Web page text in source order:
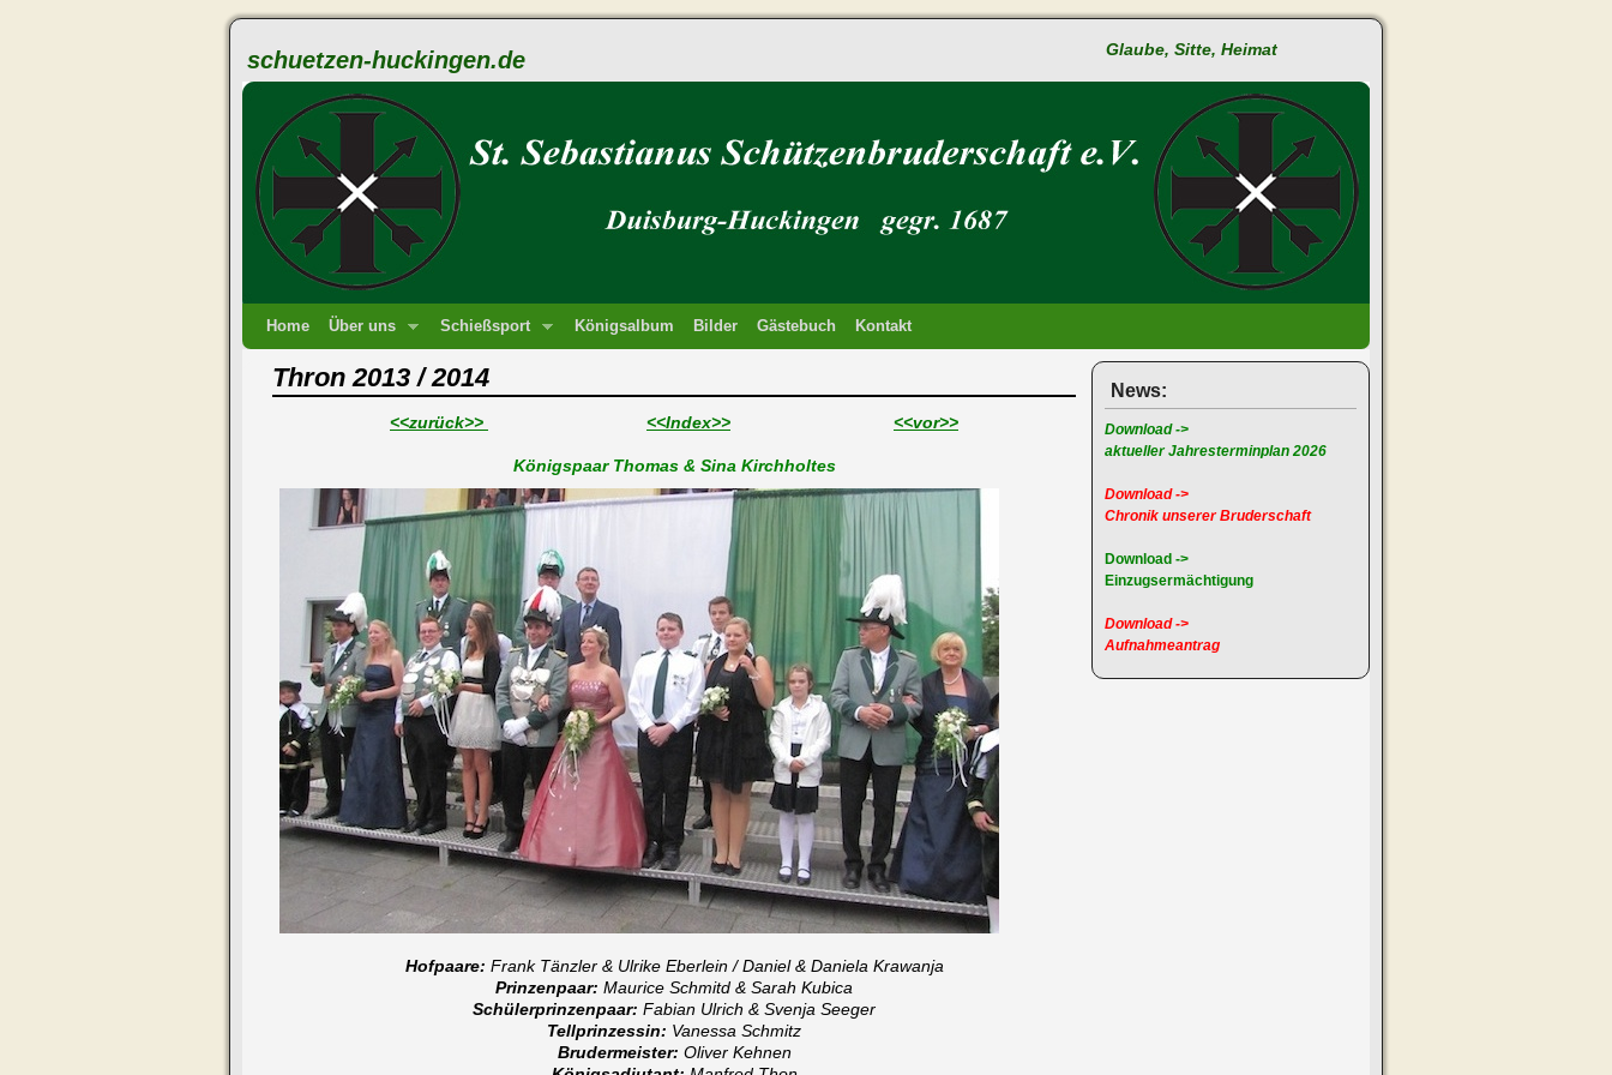
schuetzen-huckingen.de Glaube, Sitte, Heimat
Home Über uns Schießsport Königsalbum Bilder Gästebuch Kontakt
Thron 2013 / 2014
<<zurück>> <<Index>> <<vor>>
Königspaar Thomas & Sina Kirchholtes
Hofpaare: Frank Tänzler & Ulrike Eberlein / Daniel & Daniela Krawanja
Prinzenpaar: Maurice Schmitd & Sarah Kubica
Schülerprinzenpaar: Fabian Ulrich & Svenja Seeger
Tellprinzessin: Vanessa Schmitz
Brudermeister: Oliver Kehnen
News:
Download ->
aktueller Jahresterminplan 2026
Download ->
Chronik unserer Bruderschaft
Download ->
Einzugsermächtigung
Download ->
Aufnahmeantrag